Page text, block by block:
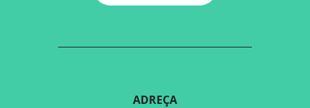
ADREÇA